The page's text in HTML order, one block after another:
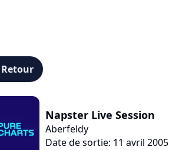
Retour
Napster Live Session
Aberfeldy
Date de sortie: 11 avril 2005